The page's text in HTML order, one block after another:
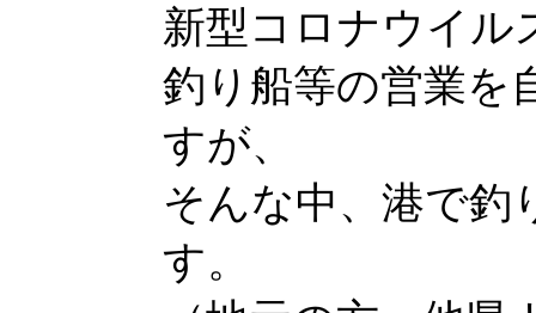
新型コロナウイル
釣り船等の営業を
すが、
そんな中、港で釣
す。